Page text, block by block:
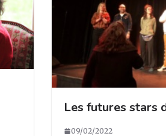
Les futures stars
09/02/2022